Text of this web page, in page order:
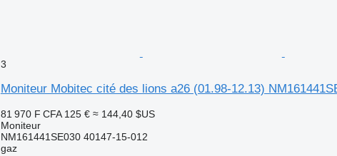
3
Moniteur Mobitec cité des lions a26 (01.98-12.13)
81 970 F CFA 125 € ≈ 144,40 $US
Moniteur
NM161441SE030 40147-15-012
gaz